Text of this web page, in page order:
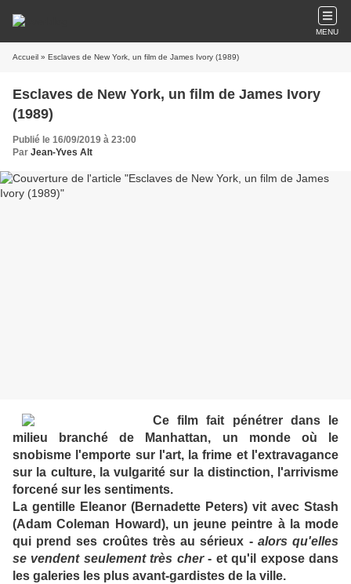
MENU
Accueil » Esclaves de New York, un film de James Ivory (1989)
Esclaves de New York, un film de James Ivory
(1989)
Publié le 16/09/2019 à 23:00
Par Jean-Yves Alt
Ce film fait pénétrer dans le
milieu branché de Manhattan, un monde où le
snobisme l'emporte sur l'art, la frime et l'extravagance
sur la culture, la vulgarité sur la distinction, l'arrivisme
forcené sur les sentiments.
La gentille Eleanor (Bernadette Peters) vit avec Stash
(Adam Coleman Howard), un jeune peintre à la mode
qui prend ses croûtes très au sérieux - alors qu'elles
se vendent seulement très cher- et qu'il expose dans
les galeries les plus avant-gardistes de la ville.